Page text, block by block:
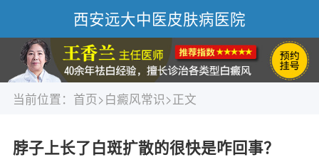
西安远大中医皮肤病医院
当前位置： 首页>白癜风常识>正文
脖子上长了白斑扩散的很快是咋回事？